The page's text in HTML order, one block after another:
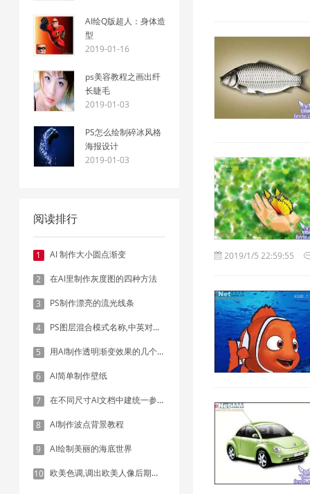
AI绘Q版超人：身体造
型
2019-01-16
ps美容教程之画出纤
长睫毛
2019-01-03
PS怎么绘制碎冰风格
海报设计
2019-01-03
阅读排行
1 AI 制作大小圆点渐变
2 在AI里制作灰度图的四种方法
3 PS制作漂亮的流光线条
4 PS图层混合模式名称,中英对照表
5 用AI制作透明渐变效果的几个方法
6 AI简单制作壁纸
7 在不同尺寸AI文档中建统一参考线 - 方法1：对齐和分布
8 AI制作波点背景教程
9 AI绘制美丽的海底世界
10 欧美色调,调出欧美人像后期色调实例
2019/1/5 22:59:55